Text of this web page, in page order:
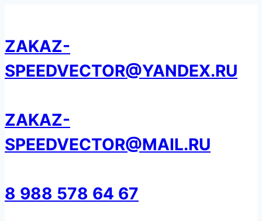
содержанию
ZAKAZ-
SPEEDVECTOR@YANDEX.RU
ZAKAZ-
SPEEDVECTOR@MAIL.RU
8 988 578 64 67